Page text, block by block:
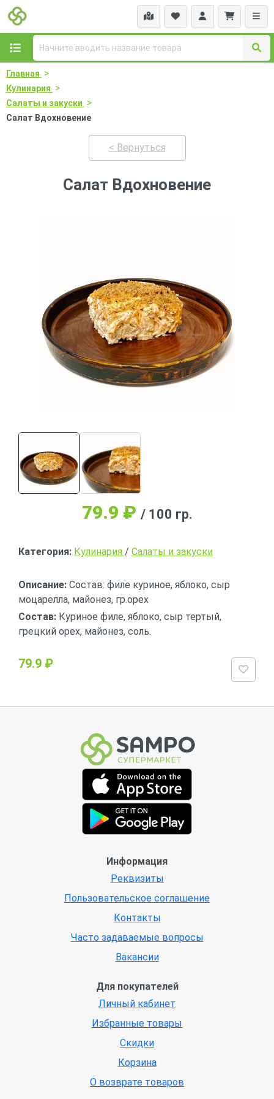
Главная >
Кулинария >
Салаты и закуски >
Салат Вдохновение
< Вернуться
Салат Вдохновение
79.9 ₽ / 100 гр.
Категория: Кулинария / Салаты и закуски
Описание: Состав: филе куриное, яблоко, сыр
моцарелла, майонез, гр.орех
Состав: Куриное филе, яблоко, сыр тертый,
грецкий орех, майонез, соль.
79.9 ₽
Информация
Реквизиты
Пользовательское соглашение
Контакты
Часто задаваемые вопросы
Вакансии
Для покупателей
Личный кабинет
Избранные товары
Скидки
Корзина
О возврате товаров